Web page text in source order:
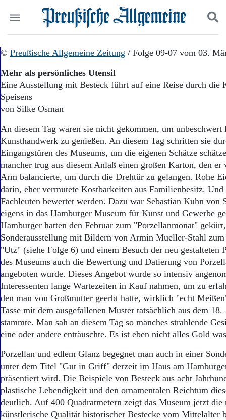
Start
Wer wir sind
Aktuelle Ausgabe
Abonnenten-Login
Abonnent werden
Abo Prämien
Archiv
Mediadaten
Politik
Wirtschaft
Panorama
Ostpreußen
Pommern
Berlin-Brandenburg
Schlesien
Danzig und Westpreußen
Bücher
Kontakt
Impressum
Datenschutz
Suchen und finden
© Preußische Allgemeine Zeitung / Folge 09-07 vom 03.
Mehr als persönliches Utensil
Eine Ausstellung mit Besteck führt auf eine Reise durch die
Speisens
von Silke Osman
An diesem Tag waren sie nicht gekommen, um unbeschwert
Kunsthandwerk zu genießen. An diesem Tag schritten sie
Eingangstüren des Museums, um die eigenen Schätze
mancher trug aus diesem Anlaß einen großen Karton, den
Arm balancierte, um durch die Drehtür zu gelangen. Rohe
darin, eher vermutete Kostbarkeiten aus Familienbesitz.
Fachleuten bewertet werden. Dazu war Sebastian Kuhn von
eigens in das Hamburger Museum für Kunst und Gewerbe
Hamburger hatten den Februar zum "Porzellanmonat"
Sonderausstellung mit Bildern von Armin Mueller-Stahl
"Utz" (siehe Folge 6) und einem Besuch der neu gestalteten
des Museums auch die Bewertung und Datierung von
angeboten wurde. Dieses Angebot wurde so intensiv
Interessenten lange Wartezeiten in Kauf nahmen, um zu
den man von Großmutter geerbt hatte, wirklich "echt
Tasse mit dem ausgefallenen Muster tatsächlich aus dem 18.
stammte. Man sah an diesem Tag so manches strahlende
eine oder andere enttäuschte. Es ist eben nicht alles Gold
Porzellan und edlem Glanz begegnet man auch in einer
unter dem Titel "Gut in Griff" derzeit im Haus am
präsentiert wird. Die Beispiele von Besteck aus acht
plastische Lebendigkeit und den ornamentalen Reichtum
deutlich. Auf 400 Quadratmetern zeigt das Museum jetzt
künstlerische Qualität historischer Bestecke vom Mittelalter